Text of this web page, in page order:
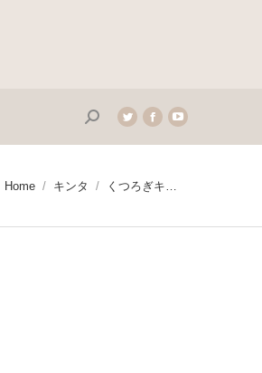
Search:Twitter
page
in
window
Facebook
page
in
window
YouTube
page
window
You are here:
Home キンタ くつろぎキ…